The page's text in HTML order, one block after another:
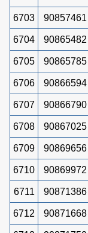
6703 90857461
6704 90865482
6705 90865785
6706 90866594
6707 90866790
6708 90867025
6709 90869656
6710 90869972
6711 90871386
6712 90871668